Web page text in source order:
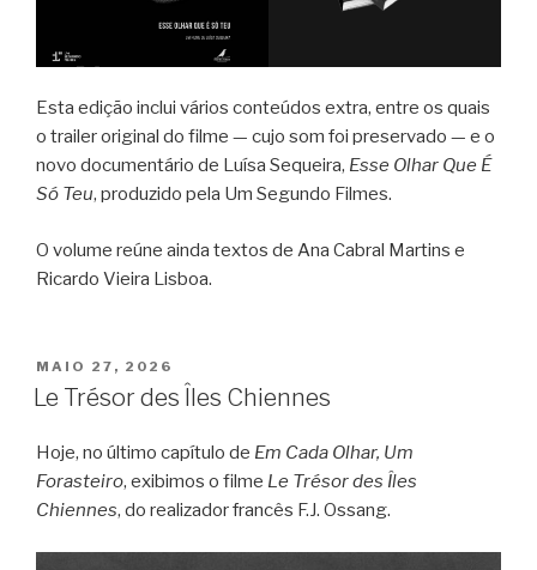
Esta edição inclui vários conteúdos extra, entre os quais
o trailer original do filme — cujo som foi preservado — e o
novo documentário de Luísa Sequeira, Esse Olhar Que É
Só Teu, produzido pela Um Segundo Filmes.
O volume reúne ainda textos de Ana Cabral Martins e
Ricardo Vieira Lisboa.
PUBLICADO
EM
MAIO 27, 2026
Le Trésor des Îles Chiennes
Hoje, no último capítulo de Em Cada Olhar, Um
Forasteiro, exibimos o filme Le Trésor des Îles
Chiennes, do realizador francês F.J. Ossang.